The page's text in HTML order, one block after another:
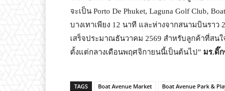
จะเป็น Porto De Phuket, Laguna Golf Club,
บางเทาเพียง 12 นาที และห่างจากสนามบินราว
เสร็จประมาณธันวาคม 2569 สำหรับลูกค้าที่สนใ
ตั้งแต่กลางเดือนพฤศจิกายนนี้เป็นต้นไป” มร.ดิ๊
TAGS Boat Avenue Market Boat Avenue Park &